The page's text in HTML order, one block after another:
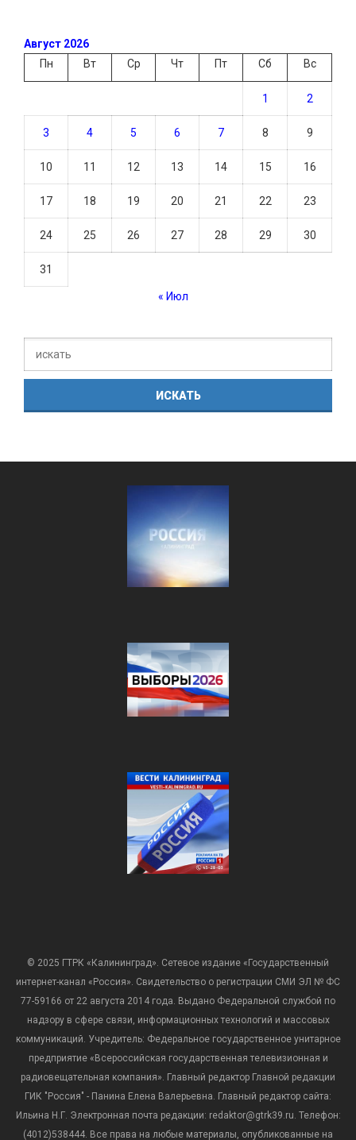
Август 2026
Пн
Вт Ср Чт Пт Сб Вс
1 2
3 4 5 6 7 8 9
10 11 12 13 14 15 16
17 18 19 20 21 22 23
24 25 26 27 28 29 30
31
« Июл
© 2025 ГТРК «Калининград». Сетевое издание «Государственный
интернет-канал «Россия». Свидетельство о регистрации СМИ ЭЛ № ФС
77-59166 от 22 августа 2014 года. Выдано Федеральной службой по
надзору в сфере связи, информационных технологий и массовых
коммуникаций. Учредитель: Федеральное государственное унитарное
предприятие «Всероссийская государственная телевизионная и
радиовещательная компания». Главный редактор Главной редакции
ГИК "Россия" - Панина Елена Валерьевна. Главный редактор сайта:
Ильина Н.Г. Электронная почта редакции: redaktor@gtrk39.ru. Телефон:
(4012)538444. Все права на любые материалы, опубликованные на